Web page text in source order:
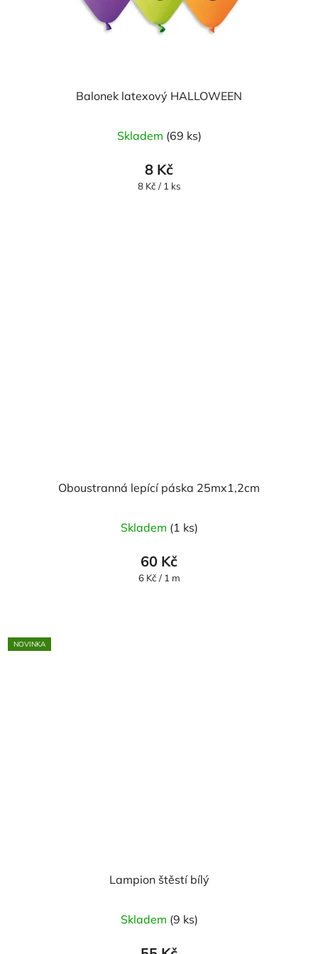
Balonek latexový HALLOWEEN
Skladem (69 ks)
8 Kč
Měrná
8 Kč / 1 ks
Oboustranná lepící páska 25mx1,2cm
Skladem (1 ks)
60 Kč
Měrná
6 Kč / 1 m
NOVINKA
Lampion štěstí bílý
Skladem (9 ks)